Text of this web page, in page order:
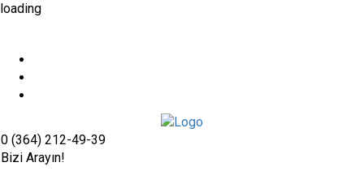
loading
0 (364) 212-49-39
Bizi Arayın!